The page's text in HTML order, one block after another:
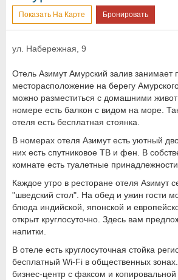
Показать На Карте Бронировать
ул. Набережная, 9
Отель Азимут Амурский залив занимает
месторасположение на берегу
можно разместиться с домашними
номере есть балкон с видом на море.
отеля есть бесплатная стоянка.
В номерах отеля Азимут есть уютный
них есть спутниковое ТВ и фен. В
комнате есть туалетные
Каждое утро в ресторане отеля Азимут
"шведский стол". На обед и ужин гости
блюда индийской, японской и
открыт круглосуточно. Здесь вам
напитки.
В отеле есть круглосуточная стойка
бесплатный Wi-Fi в общественных
бизнес-центр с факсом и копировальной